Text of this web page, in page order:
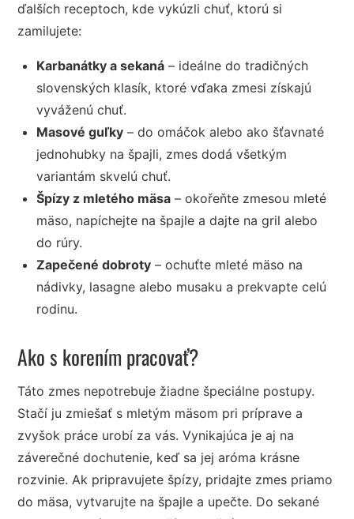
ďalších receptoch, kde vykúzli chuť, ktorú si
zamilujete:
Karbanátky a sekaná – ideálne do tradičných
slovenských klasík, ktoré vďaka zmesi získajú
vyváženú chuť.
Masové guľky – do omáčok alebo ako šťavnaté
jednohubky na špajli, zmes dodá všetkým
variantám skvelú chuť.
Špízy z mletého mäsa – okořeňte zmesou mleté
mäso, napíchejte na špajle a dajte na gril alebo
do rúry.
Zapečené dobroty – ochuťte mleté mäso na
nádivky, lasagne alebo musaku a prekvapte celú
rodinu.
Ako s korením pracovať?
Táto zmes nepotrebuje žiadne špeciálne postupy.
Stačí ju zmiešať s mletým mäsom pri príprave a
zvyšok práce urobí za vás. Vynikajúca je aj na
záverečné dochutenie, keď sa jej aróma krásne
rozvinie. Ak pripravujete špízy, pridajte zmes priamo
do mäsa, vytvarujte na špajle a upečte. Do sekané